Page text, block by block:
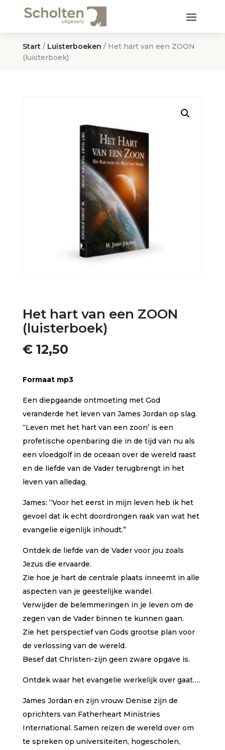
Start / Luisterboeken / Het hart van een ZOON
(luisterboek)
Het hart van een ZOON
(luisterboek)
€12,50
Formaat mp3
Een diepgaande ontmoeting met God
veranderde het leven van James Jordan op slag.
“Leven met het hart van een zoon’ is een
profetische openbaring die in de tijd van nu als
een vloedgolf in de oceaan over de wereld raast
en de liefde van de Vader terugbrengt in het
leven van alledag.
James: “Voor het eerst in mijn leven heb ik het
gevoel dat ik echt doordrongen raak van wat het
evangelie eigenlijk inhoudt.”
Ontdek de liefde van de Vader voor jou zoals
Jezus die ervaarde.
Zie hoe je hart de centrale plaats inneemt in alle
aspecten van je geestelijke wandel.
Verwijder de belemmeringen in je leven om de
zegen van de Vader binnen te kunnen gaan.
Zie het perspectief van Gods grootse plan voor
de verlossing van de wereld.
Besef dat Christen-zijn geen zware opgave is.
Ontdek waar het evangelie werkelijk over gaat….
James Jordan en zijn vrouw Denise zijn de
oprichters van Fatherheart Ministries
International. Samen reizen de wereld over om
te spreken op universiteiten, hogescholen,